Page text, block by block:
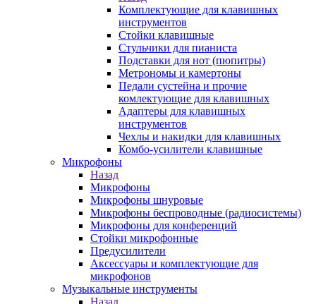
Комплектующие для клавишных
инструментов
Стойки клавишные
Стульчики для пианиста
Подставки для нот (пюпитры)
Метрономы и камертоны
Педали сустейна и прочие
комлектующие для клавишных
Адаптеры для клавишных
инструментов
Чехлы и накидки для клавишных
Комбо-усилители клавишные
Микрофоны
Назад
Микрофоны
Микрофоны шнуровые
Микрофоны беспроводные (радиосистемы)
Микрофоны для конференций
Стойки микрофонные
Предусилители
Аксессуары и комплектующие для
микрофонов
Музыкальные инструменты
Назад